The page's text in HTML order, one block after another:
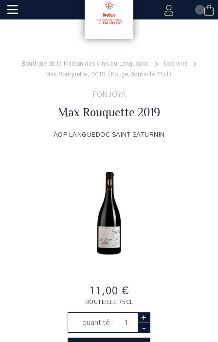
0
Boutique de la Maison des vins du Languedoc
Nos vins
Max Rouquette, 2019 (Rouge,Bouteille 75cl)
FONJOYA
Max Rouquette 2019
AOP LANGUEDOC SAINT SATURNIN
11,00 €
BOUTEILLE 75CL
quantité : +
-